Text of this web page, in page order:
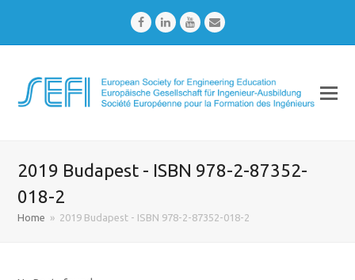
FacebookLinkedInYoutubeEmail
2019 Budapest - ISBN 978-2-87352-
018-2
Home » 2019 Budapest - ISBN 978-2-87352-018-2